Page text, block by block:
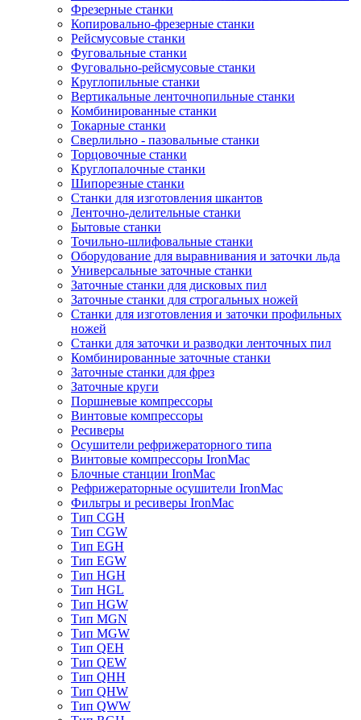
Фрезерные станки
Копировально-фрезерные станки
Рейсмусовые станки
Фуговальные станки
Фуговально-рейсмусовые станки
Круглопильные станки
Вертикальные ленточнопильные станки
Комбинированные станки
Токарные станки
Сверлильно - пазовальные станки
Торцовочные станки
Круглопалочные станки
Шипорезные станки
Станки для изготовления шкантов
Ленточно-делительные станки
Бытовые станки
Точильно-шлифовальные станки
Оборудование для выравнивания и заточки льда
Универсальные заточные станки
Заточные станки для дисковых пил
Заточные станки для строгальных ножей
Станки для изготовления и заточки профильных
ножей
Станки для заточки и разводки ленточных пил
Комбинированные заточные станки
Заточные станки для фрез
Заточные круги
Поршневые компрессоры
Винтовые компрессоры
Ресиверы
Осушители рефрижераторного типа
Винтовые компрессоры IronMac
Блочные станции IronMac
Рефрижераторные осушители IronMac
Фильтры и ресиверы IronMac
Тип CGH
Тип CGW
Тип EGH
Тип EGW
Тип HGH
Тип HGL
Тип HGW
Тип MGN
Тип MGW
Тип QEH
Тип QEW
Тип QHH
Тип QHW
Тип QWW